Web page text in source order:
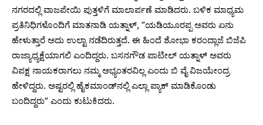
ನಗರದಲ್ಲಿ ವಾಜಪೇಯಿ ಪುತ್ತಳಿಗೆ ಮಾಲಾರ್ಪಣೆ ಮಾಡಿದರು. ಬಳಿಕ ಮಾಧ್ಯಮ
ಪ್ರತಿನಿಧಿಗಳೊಂದಿಗೆ ಮಾತನಾಡಿ ಯತ್ನಾಳ್, “ಯಡಿಯೂರಪ್ಪ ಅವರು ಏನು
ಹೇಳುತ್ತಾರೆ ಅದು ಉಲ್ಟಾ ನಡೆದಿರುತ್ತದೆ. ಈ ಹಿಂದೆ ಶೋಭಾ ಕರಂದ್ಲಾಜೆ ಬಿಜೆಪಿ
ರಾಜ್ಯಾಧ್ಯಕ್ಷೆಯಾಗಲಿ ಎಂದಿದ್ದರು. ಬಸನಗೌಡ ಪಾಟೀಲ್​ ಯತ್ನಾಳ್ ಅವರು
ವಿಪಕ್ಷ ನಾಯಕರಾಗಲು ನಮ್ಮ ಅಭ್ಯಂತರವಿಲ್ಲ ಎಂದು ಬಿ ವೈ ವಿಜಯೇಂದ್ರ
ಹೇಳಿದ್ದರು. ಅಷ್ಟರಲ್ಲಿ ಹೈಕಮಾಂಡ್​ನಲ್ಲಿ ಎಲ್ಲಾ ಪ್ಯಾಕ್ ಮಾಡಿಕೊಂಡು
ಬಂದಿದ್ದರು” ಎಂದು ಕುಟುಕಿದರು.